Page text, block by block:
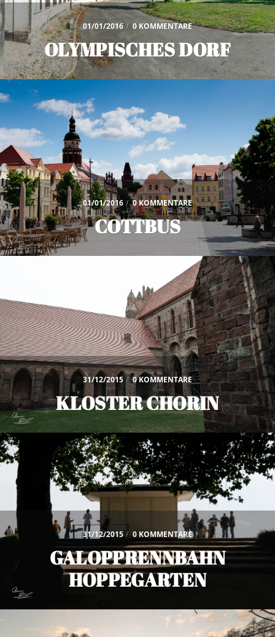
01/01/2016 / 0 KOMMENTARE
OLYMPISCHES DORF
01/01/2016 / 0 KOMMENTARE
COTTBUS
31/12/2015 / 0 KOMMENTARE
KLOSTER CHORIN
31/12/2015 / 0 KOMMENTARE
GALOPPRENNBAHN
HOPPEGARTEN